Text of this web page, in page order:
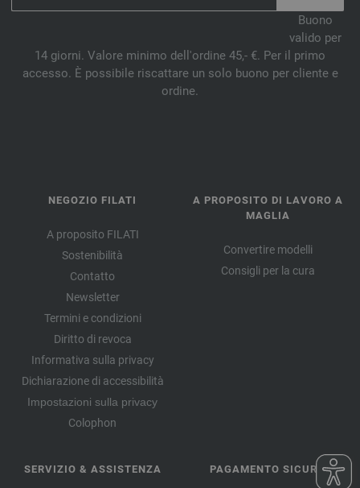
Buono
valido per
14 giorni. Valore minimo dell'ordine 45,- €. Per il primo
accesso. È possibile riscattare un solo buono per cliente e
ordine.
NEGOZIO FILATI
A proposito FILATI
Sostenibilità
Contatto
Newsletter
Termini e condizioni
Diritto di revoca
Informativa sulla privacy
Dichiarazione di accessibilità
Impostazioni sulla privacy
Colophon
A PROPOSITO DI LAVORO A
MAGLIA
Convertire modelli
Consigli per la cura
SERVIZIO & ASSISTENZA PAGAMENTO SICURO